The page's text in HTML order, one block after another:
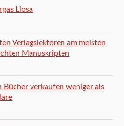
Llosa
Verlagslektoren am meisten
Manuskripten
Bücher verkaufen weniger als